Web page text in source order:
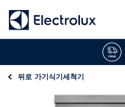
뒤로 가기식기세척기